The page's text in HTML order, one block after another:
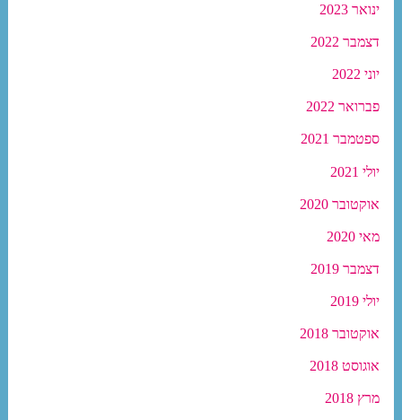
ינואר 2023
דצמבר 2022
יוני 2022
פברואר 2022
ספטמבר 2021
יולי 2021
אוקטובר 2020
מאי 2020
דצמבר 2019
יולי 2019
אוקטובר 2018
אוגוסט 2018
מרץ 2018